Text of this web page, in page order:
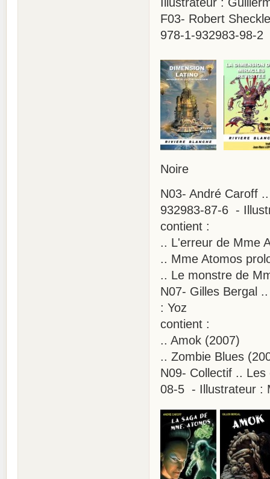
F03- Robert
978-1-932983-98-
Noire
N03- André Caroff
932983-87-6 -
contient :
.. L'erreur de Mme
.. Mme Atomos
.. Le monstre de
N07- Gilles Bergal
: Yoz
contient :
.. Amok (2007)
.. Zombie Blues
N09- Collectif ..
08-5 - Illustrateur :